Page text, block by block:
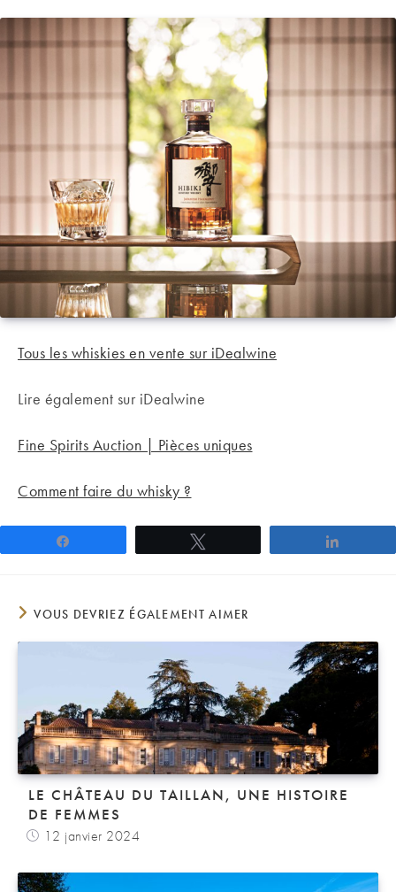
Tous les whiskies en vente sur iDealwine
Lire également sur iDealwine
Fine Spirits Auction | Pièces uniques
Comment faire du whisky ?
VOUS DEVRIEZ ÉGALEMENT AIMER
LE CHÂTEAU DU TAILLAN, UNE HISTOIRE
DE FEMMES
12 janvier 2024